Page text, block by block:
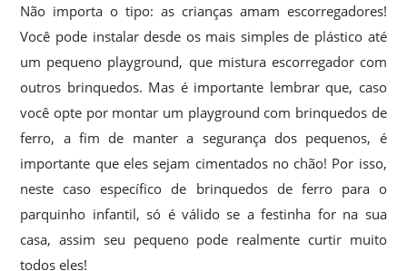
Não importa o tipo: as crianças amam escorregadores!
Você pode instalar desde os mais simples de plástico até
um pequeno playground, que mistura escorregador com
outros brinquedos. Mas é importante lembrar que, caso
você opte por montar um playground com brinquedos de
ferro, a fim de manter a segurança dos pequenos, é
importante que eles sejam cimentados no chão! Por isso,
neste caso específico de brinquedos de ferro para o
parquinho infantil, só é válido se a festinha for na sua
casa, assim seu pequeno pode realmente curtir muito
todos eles!